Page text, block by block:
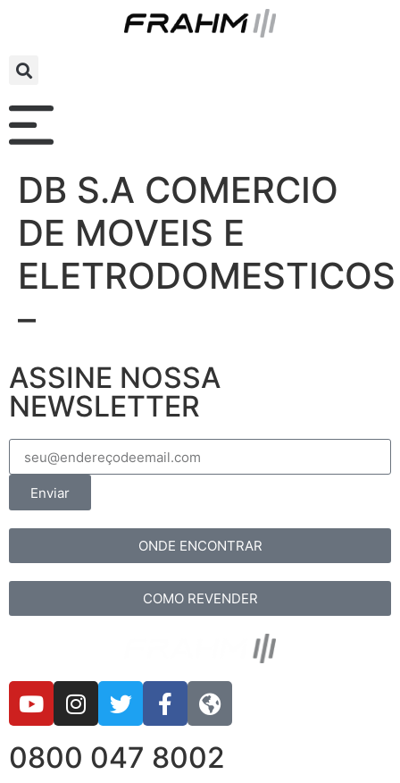
DB S.A COMERCIO
DE MOVEIS E
ELETRODOMESTICOS
–
ASSINE NOSSA
NEWSLETTER
Enviar
ONDE ENCONTRAR
COMO REVENDER
0800 047 8002